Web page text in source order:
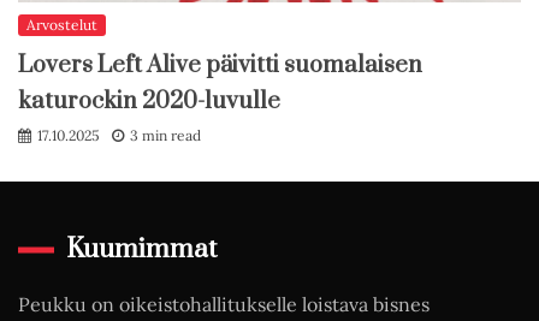
Arvostelut
Lovers Left Alive päivitti suomalaisen
katurockin 2020-luvulle
17.10.2025 3 min read
Kuumimmat
Peukku on oikeistohallitukselle loistava bisnes